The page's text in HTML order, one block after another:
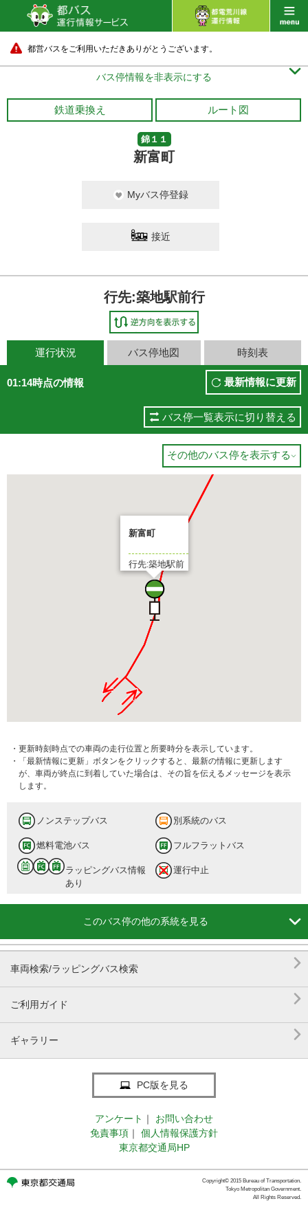
都営バスをご利用いただきありがとうございます。
バス停情報を非表示にする 
鉄道乗換え ルート図
錦１１
新富町
Myバス停登録
接近
行先:築地駅前行
運行状況 バス停地図 時刻表
01:14時点の情報 最新情報に更新
バス停一覧表示に切り替える
その他のバス停を表示する 
新富町
行先:築地駅前
・更新時刻時点での車両の走行位置と所要時分を表示しています。
・「最新情報に更新」ボタンをクリックすると、最新の情報に更新します
が、車両が終点に到着していた場合は、その旨を伝えるメッセージを表示
します。
ノンステップバス 別系統のバス
燃料電池バス フルフラットバス
ラッピングバス情報
あり
運行中止
このバス停の他の系統を見る 
車両検索/ラッピングバス検索 
ご利用ガイド 
ギャラリー 
PC版を見る
アンケート ｜
お問い合わせ
免責事項 ｜
個人情報保護方針
東京都交通局HP
Copyright© 2015 Bureau of Transportation.
Tokyo Metropolitan Government.
All Rights Reserved.